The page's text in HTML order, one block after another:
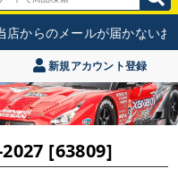
店からのメールが届かないお
新規アカウント登録
[63809]